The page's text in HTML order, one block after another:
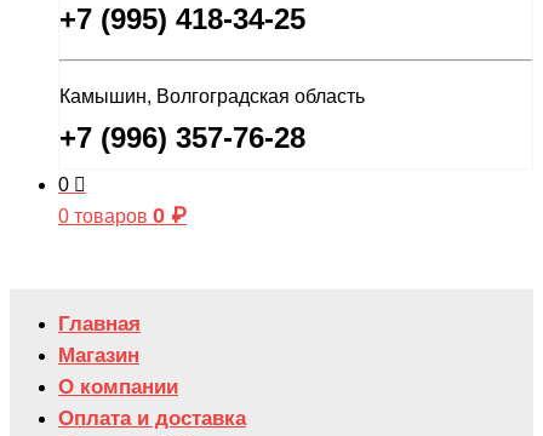
+7 (995) 418-34-25
Камышин, Волгоградская область
+7 (996) 357-76-28
0
0 товаров 0 ₽
Главная
Магазин
О компании
Оплата и доставка